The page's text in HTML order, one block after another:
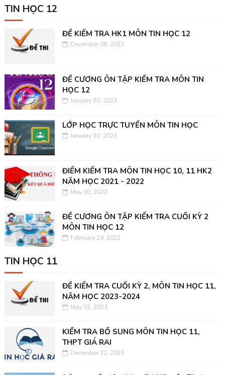
TIN HỌC 12
ĐỀ KIỂM TRA HK1 MÔN TIN HỌC 12
December 08, 2023
ĐỀ CƯƠNG ÔN TẬP KIỂM TRA MÔN TIN
HỌC 12
January 30, 2023
LỚP HỌC TRỰC TUYẾN MÔN TIN HỌC
January 30, 2023
ĐIỂM KIỂM TRA MÔN TIN HỌC 10, 11 HK2
NĂM HỌC 2021 - 2022
May 30, 2022
ĐỀ CƯƠNG ÔN TẬP KIỂM TRA CUỐI KỲ 2
MÔN TIN HỌC 12
February 24, 2022
TIN HỌC 11
ĐỀ KIỂM TRA CUỐI KỲ 2, MÔN TIN HỌC 11,
NĂM HỌC 2023-2024
May 03, 2024
KIỂM TRA BỔ SUNG MÔN TIN HỌC 11,
THPT GIÁ RAI
December 22, 2023